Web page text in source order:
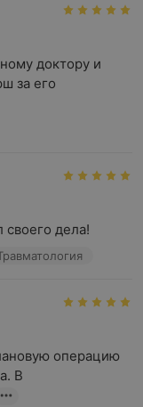
доктору и
за его
дела!
операцию
В